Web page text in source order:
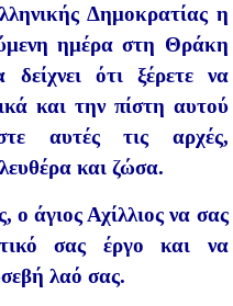
Δημοκρατίας η
ημέρα στη Θράκη
ότι ξέρετε να
και την πίστη αυτού
αυτές τις αρχές,
και ζώσα.
ο άγιος Αχίλλιος να σας
σας έργο και να
λαό σας.